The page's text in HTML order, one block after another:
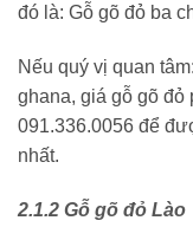
đó là: Gỗ gõ đỏ ba
Nếu quý vị quan
ghana, giá gỗ gõ đỏ
091.336.0056 để
nhất.
2.1.2 Gỗ gõ đỏ Lào